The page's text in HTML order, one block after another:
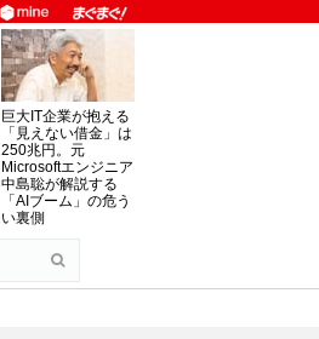
巨大IT企業が抱える
「見えない借金」は
250兆円。元
Microsoftエンジニア
中島聡が解説する
「AIブーム」の危う
い裏側